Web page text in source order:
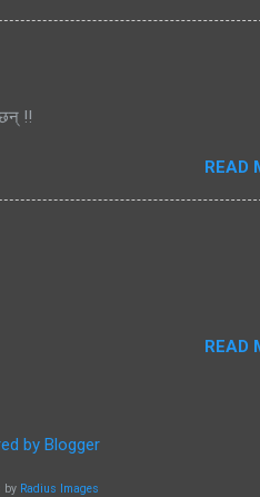
!!
READ
READ
by Blogger
by Radius Images